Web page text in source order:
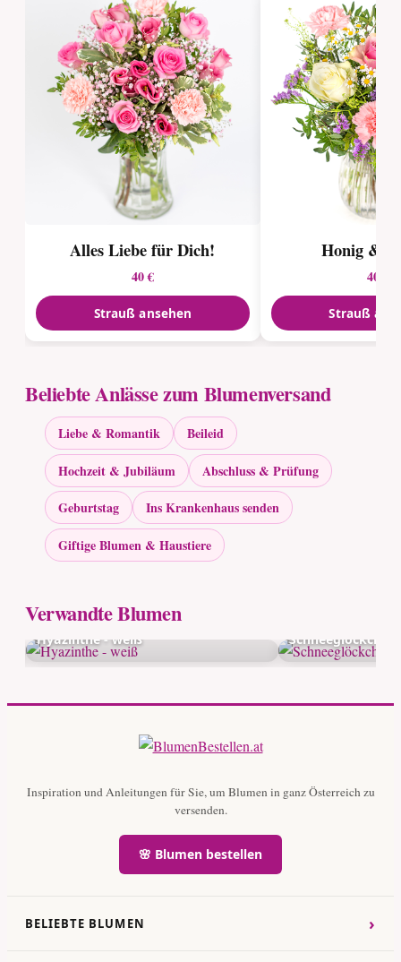
Alles Liebe für Dich!
40 €
Strauß ansehen
Honig &
40 €
Strauß
Beliebte Anlässe zum Blumenversand
Liebe & Romantik
Beileid
Hochzeit & Jubiläum
Abschluss & Prüfung
Geburtstag
Ins Krankenhaus senden
Giftige Blumen & Haustiere
Verwandte Blumen
Hyazinthe - weiß
Inspiration und Anleitungen für Sie, um Blumen in ganz Österreich zu
versenden.
🌸 Blumen bestellen
BELIEBTE BLUMEN ›